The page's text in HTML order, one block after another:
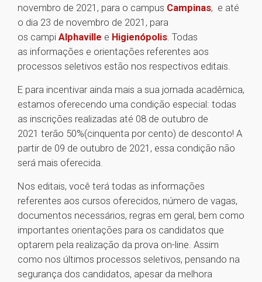
novembro de 2021, para o campus Campinas, e até
o dia 23 de novembro de 2021, para
os campi Alphaville e Higienópolis. Todas
as informações e orientações referentes aos
processos seletivos estão nos respectivos editais.
E para incentivar ainda mais a sua jornada acadêmica,
estamos oferecendo uma condição especial: todas
as inscrições realizadas até 08 de outubro de
2021 terão 50%(cinquenta por cento) de desconto! A
partir de 09 de outubro de 2021, essa condição não
será mais oferecida.
Nos editais, você terá todas as informações
referentes aos cursos oferecidos, número de vagas,
documentos necessários, regras em geral, bem como
importantes orientações para os candidatos que
optarem pela realização da prova on-line. Assim
como nos últimos processos seletivos, pensando na
segurança dos candidatos, apesar da melhora